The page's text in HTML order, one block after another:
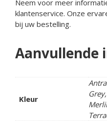
Neem voor meer
klantenservice. Onze
bij uw bestelling.
Aanvullende
Kleur